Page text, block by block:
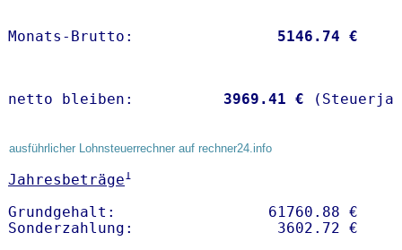
Monats-Brutto: 5146.74 €
netto bleiben: 3969.41 €
ausführlicher Lohnsteuerrechner auf rechner24.info
Jahresbeträge1
Grundgehalt:                 61760.88 €